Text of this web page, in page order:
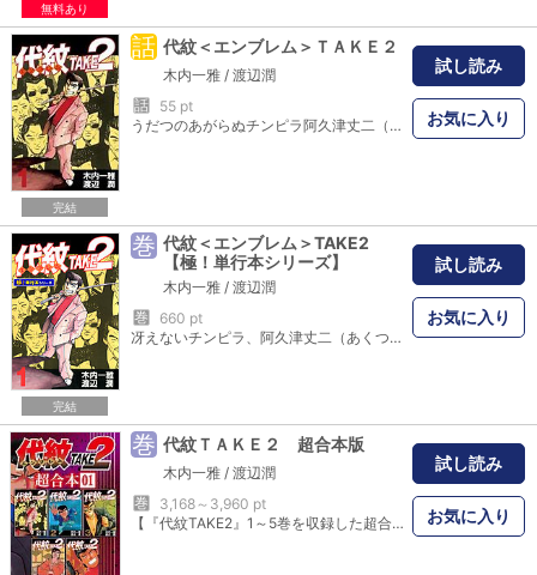
無料あり
完結
話 代紋＜エンブレム＞ＴＡＫＥ２
木内一雅 / 渡辺潤
話
55 pt
うだつのあがらぬチンピラ阿久津丈二（あくつ・じょうじ）は、組の抗争であえなく死んでしまうが、神のいたずらか10年前の世界に生き返ってしまった。今までのミジメな自分にさようなら、これからは金の代紋（エンブレム）めざしてヤクザの道をひた走るんだ――決意に燃える2代目海江田（かいえだ）組組員・阿久津丈二の新たなる人生が今、幕を開ける！
試し読み
お気に入り
完結
巻 代紋＜エンブレム＞TAKE2
【極！単行本シリーズ】
木内一雅 / 渡辺潤
巻
660 pt
冴えないチンピラ、阿久津丈二（あくつ・じょうじ）は、組の抗争であっけなく命を落とすが、天の奇跡か神の気まぐれか、10年前の世界に蘇ってしまう。丈二は過去のみじめな自分を大いに後悔し、死に物狂いで人生をやり直す事を誓うのだった。海江田（かいえだ）組二代目組員・阿久津丈二の新たなる人生が、今、ここに始まる！
試し読み
お気に入り
巻 代紋ＴＡＫＥ２ 超合本版
木内一雅 / 渡辺潤
巻
3,168～3,960 pt
【『代紋TAKE2』1～5巻を収録した超合本! ※内容はコミックス発売当時と同様です。】 うだつのあがらぬチンピラ、阿久津丈二は組の抗争であえなく死んでしまう。10年前の世界に生き返った丈二の新たなる人生が始まる!
試し読み
お気に入り